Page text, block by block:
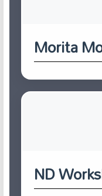
Morita
ND